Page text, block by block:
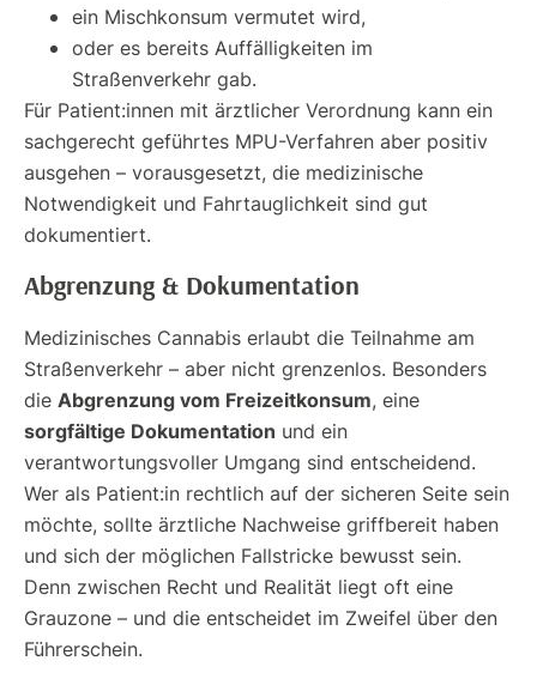
ein Mischkonsum vermutet wird,
oder es bereits Auffälligkeiten im
Straßenverkehr gab.
Für Patient:innen mit ärztlicher Verordnung kann ein
sachgerecht geführtes MPU-Verfahren aber positiv
ausgehen – vorausgesetzt, die medizinische
Notwendigkeit und Fahrtauglichkeit sind gut
dokumentiert.
Abgrenzung & Dokumentation
Medizinisches Cannabis erlaubt die Teilnahme am
Straßenverkehr – aber nicht grenzenlos. Besonders
die Abgrenzung vom Freizeitkonsum, eine
sorgfältige Dokumentation und ein
verantwortungsvoller Umgang sind entscheidend.
Wer als Patient:in rechtlich auf der sicheren Seite sein
möchte, sollte ärztliche Nachweise griffbereit haben
und sich der möglichen Fallstricke bewusst sein.
Denn zwischen Recht und Realität liegt oft eine
Grauzone – und die entscheidet im Zweifel über den
Führerschein.